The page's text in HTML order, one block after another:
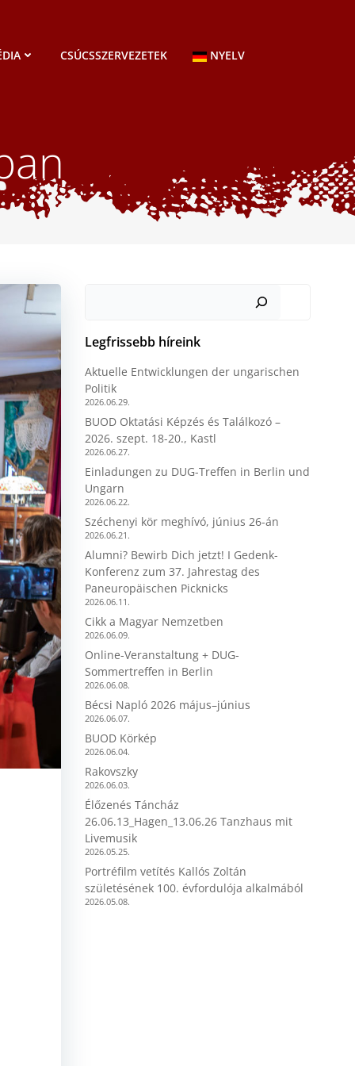
CSÚCSSZERVEZETEK NYELV
Legfrissebb híreink
Aktuelle Entwicklungen der ungarischen
Politik
2026.06.29.
BUOD Oktatási Képzés és Találkozó –
2026. szept. 18-20., Kastl
2026.06.27.
Einladungen zu DUG-Treffen in Berlin und
Ungarn
2026.06.22.
Széchenyi kör meghívó, június 26-án
2026.06.21.
Alumni? Bewirb Dich jetzt! I Gedenk-
Konferenz zum 37. Jahrestag des
Paneuropäischen Picknicks
2026.06.11.
Cikk a Magyar Nemzetben
2026.06.09.
Online-Veranstaltung + DUG-
Sommertreffen in Berlin
2026.06.08.
Bécsi Napló 2026 május–június
2026.06.07.
BUOD Körkép
2026.06.04.
Rakovszky
2026.06.03.
Élőzenés Táncház
26.06.13_Hagen_13.06.26 Tanzhaus mit
Livemusik
2026.05.25.
Portréfilm vetítés Kallós Zoltán
születésének 100. évfordulója alkalmából
2026.05.08.